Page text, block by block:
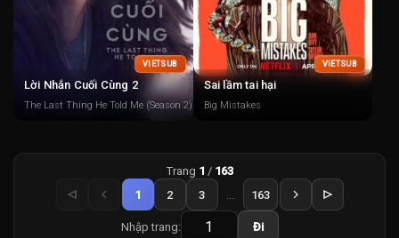
VIETSUB
Lời Nhắn Cuối Cùng 2
The Last Thing He Told Me (Season 2)
VIETSUB
Sai lầm tai hại
Big Mistakes
Trang 1 / 163
1
2 3 163
Nhập trang: Đi